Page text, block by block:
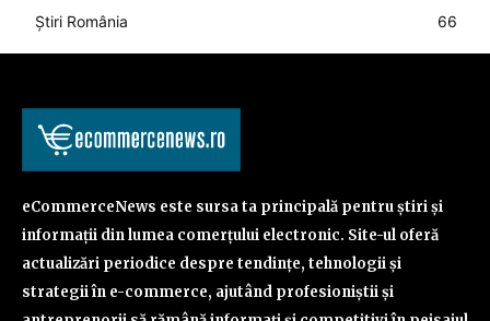
Știri România
66
eCommerceNews este sursa ta principală pentru știri și
informații din lumea comerțului electronic. Site-ul oferă
actualizări periodice despre tendințe, tehnologii și
strategii în e-commerce, ajutând profesioniștii și